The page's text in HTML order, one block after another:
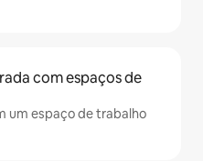
com espaços de
um espaço de trabalho